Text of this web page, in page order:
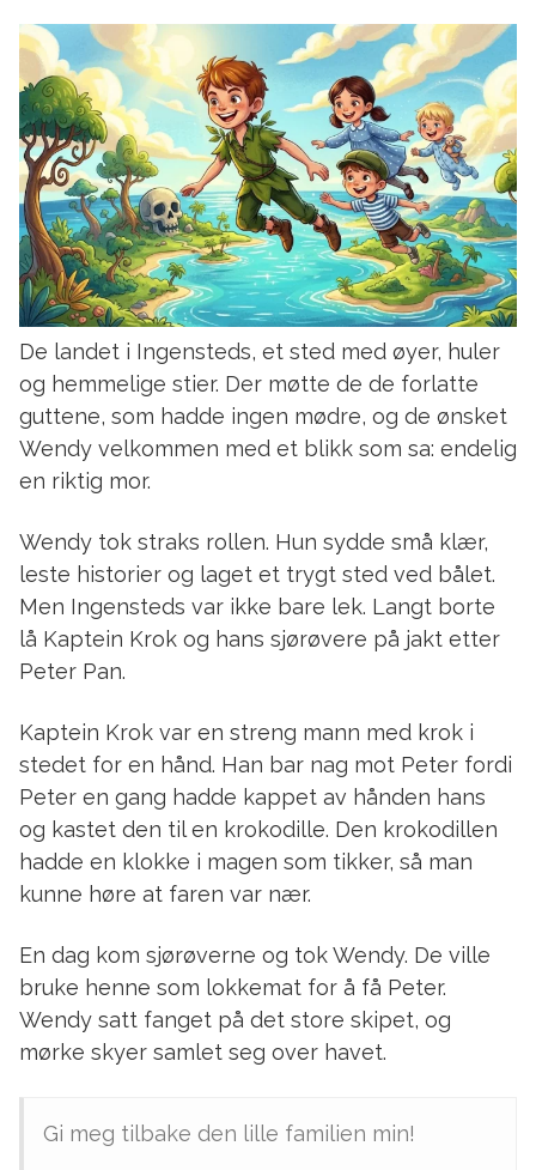
De landet i Ingensteds, et sted med øyer, huler
og hemmelige stier. Der møtte de de forlatte
guttene, som hadde ingen mødre, og de ønsket
Wendy velkommen med et blikk som sa: endelig
en riktig mor.
Wendy tok straks rollen. Hun sydde små klær,
leste historier og laget et trygt sted ved bålet.
Men Ingensteds var ikke bare lek. Langt borte
lå Kaptein Krok og hans sjørøvere på jakt etter
Peter Pan.
Kaptein Krok var en streng mann med krok i
stedet for en hånd. Han bar nag mot Peter fordi
Peter en gang hadde kappet av hånden hans
og kastet den til en krokodille. Den krokodillen
hadde en klokke i magen som tikker, så man
kunne høre at faren var nær.
En dag kom sjørøverne og tok Wendy. De ville
bruke henne som lokkemat for å få Peter.
Wendy satt fanget på det store skipet, og
mørke skyer samlet seg over havet.
Gi meg tilbake den lille familien min!